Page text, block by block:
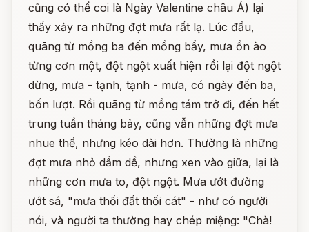
cũng có thể coi là Ngày Valentine châu Á) lại
thấy xảy ra những đợt mưa rất lạ. Lúc đầu,
quãng từ mồng ba đến mồng bẩy, mưa ồn ào
từng cơn một, đột ngột xuất hiện rồi lại đột ngột
dừng, mưa - tạnh, tạnh - mưa, có ngày đến ba,
bốn lượt. Rồi quãng từ mồng tám trở đi, đến hết
trung tuần tháng bảy, cũng vẫn những đợt mưa
nhue thế, nhưng kéo dài hơn. Thường là những
đợt mưa nhỏ dầm dề, nhưng xen vào giữa, lại là
những cơn mưa to, đột ngột. Mưa ướt đường
ướt sá, "mưa thối đất thối cát" - như có người
nói, và người ta thường hay chép miệng: "Chà!